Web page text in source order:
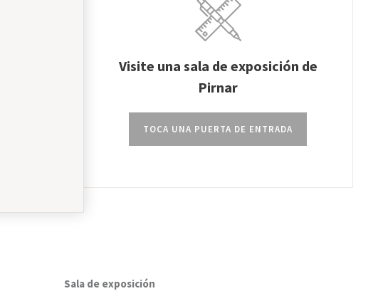
Visite una sala de exposición de
Pirnar
TOCA UNA PUERTA DE ENTRADA
Sala de exposición